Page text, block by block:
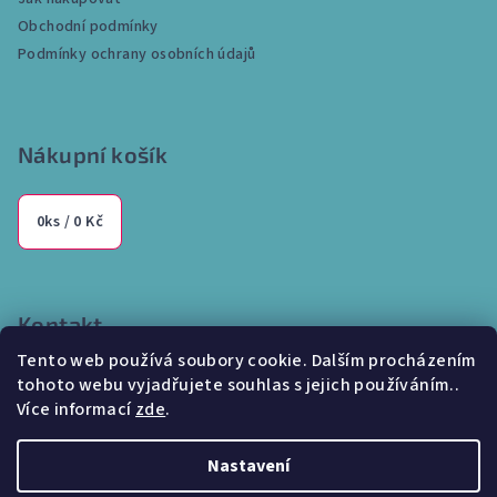
Tento web používá soubory cookie. Dalším procházením
tohoto webu vyjadřujete souhlas s jejich používáním..
Více informacízde.
Nastavení
Obchodní podmínky
Podmínky ochrany osobních údajů
Nákupní košík
0ks / 0 Kč
Kontakt
info @internetparfem.cz
603 100 829